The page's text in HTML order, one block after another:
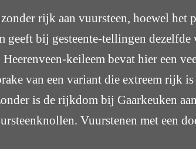
rijk aan vuursteen, hoewel het
bij gesteente-tellingen dezelfde
keileem bevat hier een
van een variant die extreem rijk
is de rijkdom bij Gaarkeuken
Vuurstenen met een